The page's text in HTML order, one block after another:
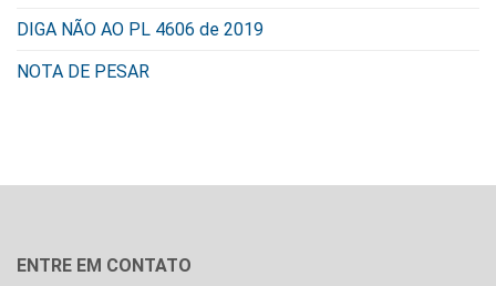
DIGA NÃO AO PL 4606 de 2019
NOTA DE PESAR
ENTRE EM CONTATO